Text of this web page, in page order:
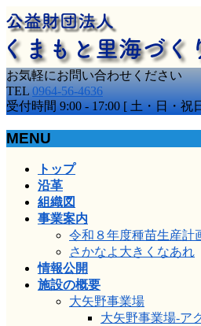
お気軽にお問い合わせください
TEL 0964-56-4636
受付時間 9:00 - 17:00 [ 土・日・祝
MENU
トップ
沿革
組織図
事業案内
令和８年度種苗生産計
さかなよ大きくなあれ
情報公開
施設の概要
大矢野事業場
大矢野事業場-ア